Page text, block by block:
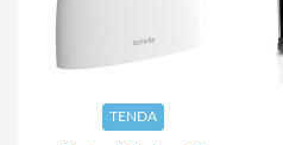
TENDA